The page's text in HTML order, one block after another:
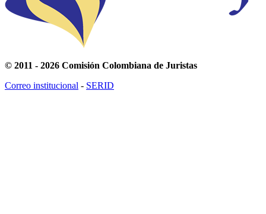
© 2011 - 2026 Comisión Colombiana de Juristas
Correo institucional - SERID